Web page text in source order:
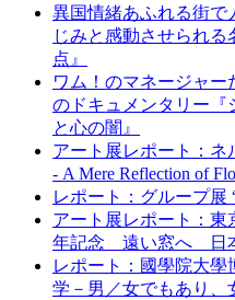
異国情緒あふれる街で
じみと感動させられる
点』
ワム！のマネージャ
のドキュメンタリー『
と心の闇』
アート展レポート：ネ
- A Mere Reflection of
レポート：グループ展
アート展レポート：東
年記念 遠い窓へ 日本
レポート：國學院大學
学－男／女でもあり、